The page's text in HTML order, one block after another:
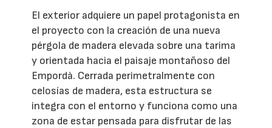
El exterior adquiere un papel protagonista en
el proyecto con la creación de una nueva
pérgola de madera elevada sobre una tarima
y orientada hacia el paisaje montañoso del
Empordà. Cerrada perimetralmente con
celosías de madera, esta estructura se
integra con el entorno y funciona como una
zona de estar pensada para disfrutar de las